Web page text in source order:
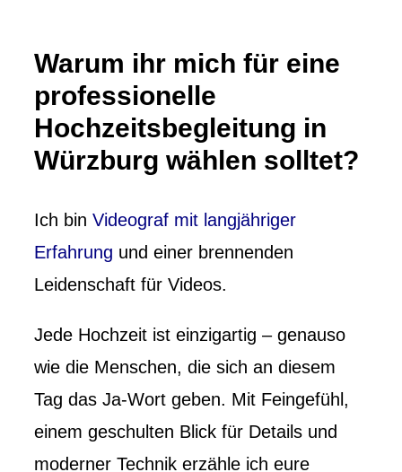
Warum ihr mich für eine
professionelle
Hochzeitsbegleitung in
Würzburg wählen solltet?
Ich bin Videograf mit langjähriger
Erfahrung und einer brennenden
Leidenschaft für Videos.
Jede Hochzeit ist einzigartig – genauso
wie die Menschen, die sich an diesem
Tag das Ja-Wort geben. Mit Feingefühl,
einem geschulten Blick für Details und
moderner Technik erzähle ich eure